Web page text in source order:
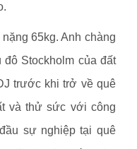
65kg. Anh chàng
Stockholm của đất
trước khi trở về quê
và thử sức với công
sự nghiệp tại quê